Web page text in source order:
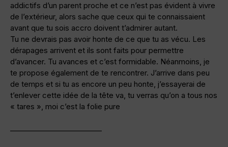
addictifs d’un parent proche et ce n’est pas évident à vivre
de l’extérieur, alors sache que ceux qui te connaissaient
avant que tu sois accro doivent t’admirer autant.
Tu ne devrais pas avoir honte de ce que tu as vécu. Les
dérapages arrivent et ils sont faits pour permettre
d’avancer. Tu avances et c’est formidable. Néanmoins, je
te propose également de te rencontrer. J’arrive dans peu
de temps et si tu as encore un peu honte, j’essayerai de
t’enlever cette idée de la tête va, tu verras qu’on a tous nos
« tares », moi c’est la folie pure
————————————